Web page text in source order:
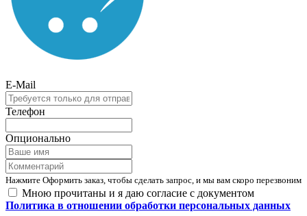
E-Mail
Телефон
Опционально
Нажмите Оформить заказ, чтобы сделать запрос, и мы вам скоро перезвоним
Мною прочитаны и я даю согласие с документом
Политика в отношении обработки персональных данных